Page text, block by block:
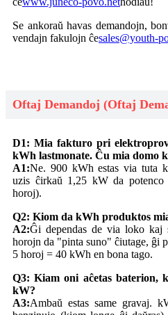
Se ankoraŭ havas demandojn,
vendajn fakulojn ĉesales@youth-
Oftaj Demandoj (Oftaj
D1: Mia fakturo pri
kWh lastmonate. Ĉu mia domo
A1:Ne. 900 kWh estas via tuta
uzis ĉirkaŭ 1,25 kW da
horoj).
Q2: Kiom da kWh produktos
A2:Ĝi dependas de via loko kaj
horojn da "pinta suno" ĉiutage, ĝi
5 horoj = 40 kWh en bona tago.
Q3: Kiam oni aĉetas baterion,
kW?
A3:Ambaŭ estas same gravaj.